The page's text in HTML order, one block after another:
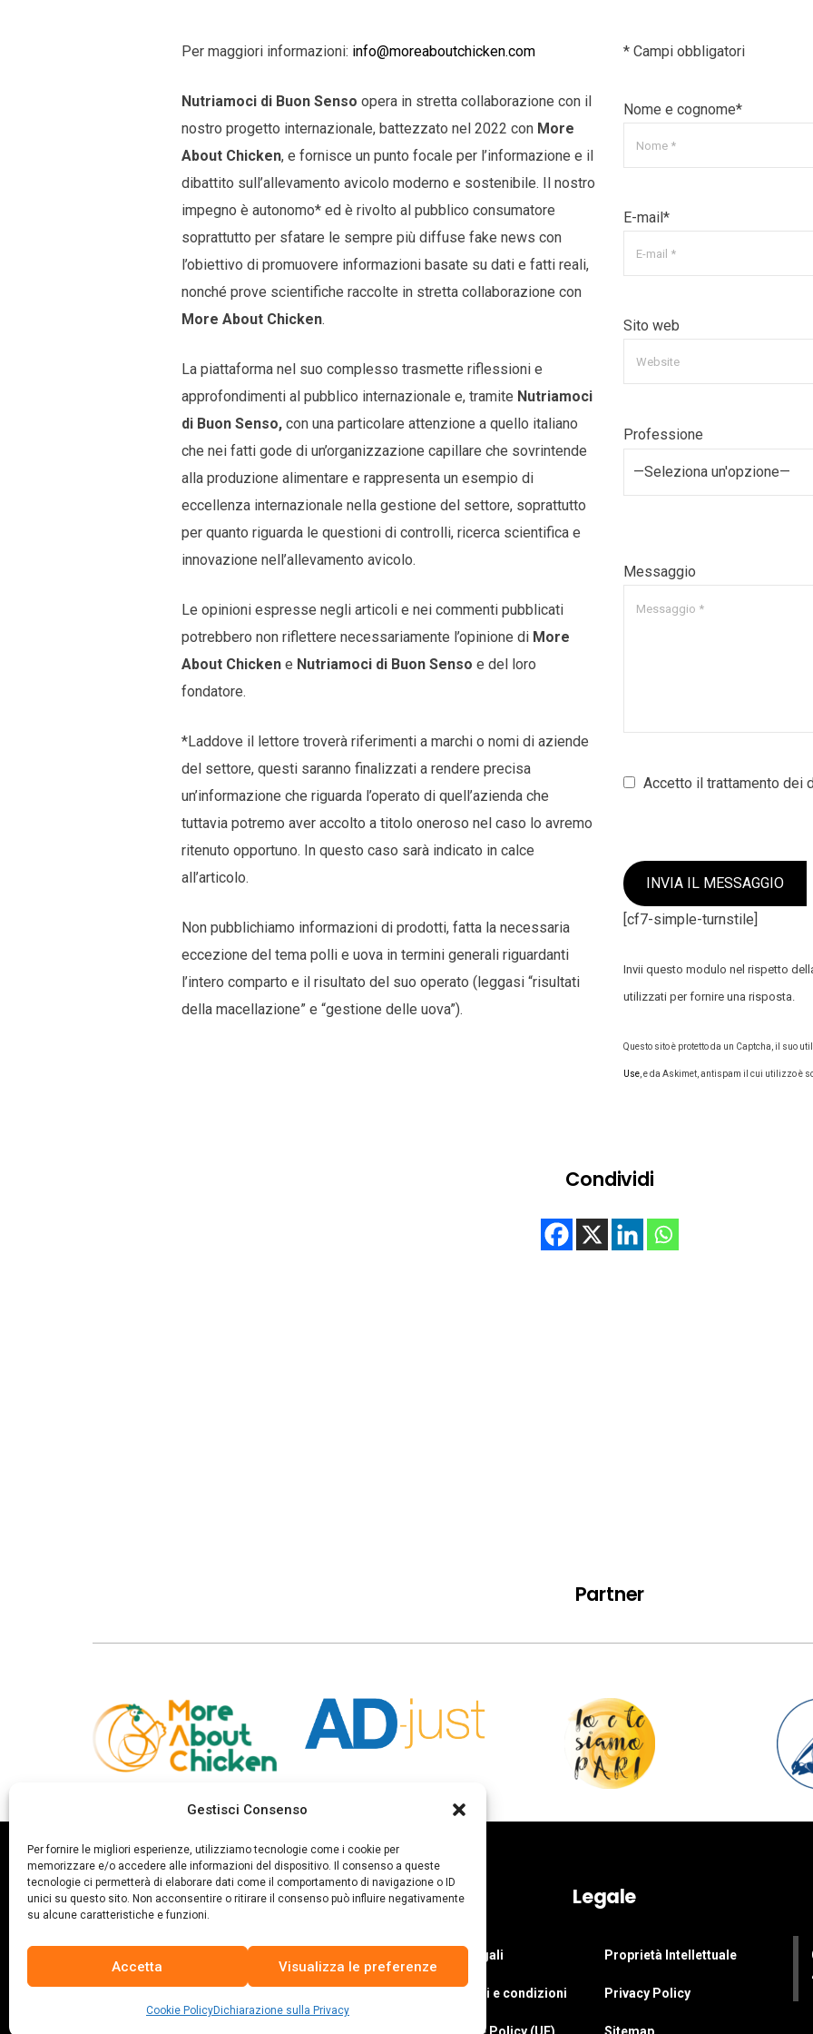
Gestisci Consenso
Per fornire le migliori esperienze, utilizziamo tecnologie come i cookie per
memorizzare e/o accedere alle informazioni del dispositivo. Il consenso a queste
tecnologie ci permetterà di elaborare dati come il comportamento di navigazione o ID
unici su questo sito. Non acconsentire o ritirare il consenso può influire negativamente
su alcune caratteristiche e funzioni.
Accetta Visualizza le preferenze
Cookie PolicyDichiarazione sulla Privacy
Per maggiori informazioni: info@moreaboutchicken.com
Nutriamoci di Buon Senso opera in stretta collaborazione con il
nostro progetto internazionale, battezzato nel 2022 con More
About Chicken, e fornisce un punto focale per l’informazione e il
dibattito sull’allevamento avicolo moderno e sostenibile. Il nostro
impegno è autonomo* ed è rivolto al pubblico consumatore
soprattutto per sfatare le sempre più diffuse fake news con
l’obiettivo di promuovere informazioni basate su dati e fatti reali,
nonché prove scientifiche raccolte in stretta collaborazione con
More About Chicken.
La piattaforma nel suo complesso trasmette riflessioni e
approfondimenti al pubblico internazionale e, tramite Nutriamoci
di Buon Senso,con una particolare attenzione a quello italiano
che nei fatti gode di un’organizzazione capillare che sovrintende
alla produzione alimentare e rappresenta un esempio di
eccellenza internazionale nella gestione del settore, soprattutto
per quanto riguarda le questioni di controlli, ricerca scientifica e
innovazione nell’allevamento avicolo.
Le opinioni espresse negli articoli e nei commenti pubblicati
potrebbero non riflettere necessariamente l’opinione di More
About Chickene Nutriamoci di Buon Senso e del loro
fondatore.
*Laddove il lettore troverà riferimenti a marchi o nomi di aziende
del settore, questi saranno finalizzati a rendere precisa
un’informazione che riguarda l’operato di quell’azienda che
tuttavia potremo aver accolto a titolo oneroso nel caso lo avremo
ritenuto opportuno. In questo caso sarà indicato in calce
all’articolo.
Non pubblichiamo informazioni di prodotti, fatta la necessaria
eccezione del tema polli e uova in termini generali riguardanti
l’intero comparto e il risultato del suo operato (leggasi “risultati
della macellazione” e “gestione delle uova”).
* Campi obbligatori
Nome e cognome*
E-mail*
Sito web
Professione
—Seleziona un'opzione—
Messaggio
Accetto il trattamento dei
INVIA IL MESSAGGIO
[cf7-simple-turnstile]
Invii questo modulo nel rispetto
utilizzati per fornire una risposta.
Questo sito è protetto da un Captcha, il suo
Use, e da Askimet, antispam il cui utilizzo è
Condividi
Partner
La risposta italiana alle fake sul settore
avicolo.
Per vivere dobbiamo nutrirci e siamo sempre di più a
Legale
Dati legali Proprietà Intellettuale
Termini e condizioni Privacy Policy